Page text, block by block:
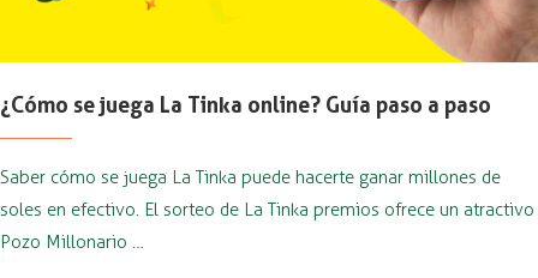
¿Cómo se juega La Tinka online? Guía paso a paso
Saber cómo se juega La Tinka puede hacerte ganar millones de
soles en efectivo. El sorteo de La Tinka premios ofrece un atractivo
Pozo Millonario …